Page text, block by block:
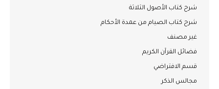
شرح كتاب الأصول الثلاثة
شرح كتاب الصيام من عمدة الأحكام
غير مصنف
فضائل القرآن الكريم
قسم الافتراضي
مجالس الذكر